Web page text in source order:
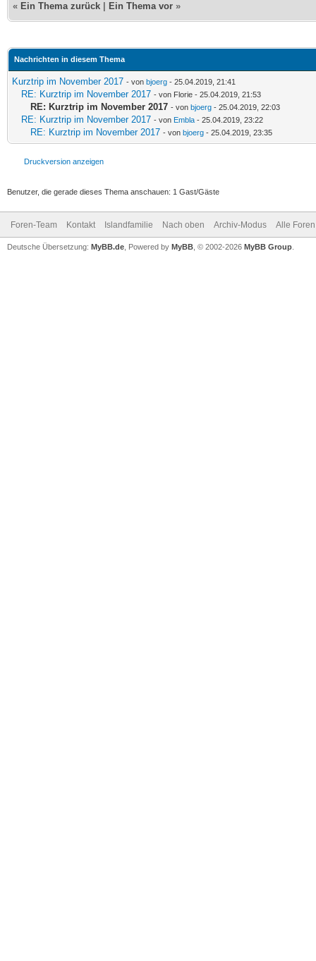
« Ein Thema zurück Ein Thema vor »
Nachrichten in diesem Thema
Kurztrip im November 2017 - von bjoerg - 25.04.2019, 21:41
RE: Kurztrip im November 2017 - von Florie - 25.04.2019, 21:53
RE: Kurztrip im November 2017 - von bjoerg - 25.04.2019, 22:03
RE: Kurztrip im November 2017 - von Embla - 25.04.2019, 23:22
RE: Kurztrip im November 2017 - von bjoerg - 25.04.2019, 23:35
Druckversion anzeigen
Benutzer, die gerade dieses Thema anschauen: 1 Gast/Gäste
Foren-Team Kontakt Islandfamilie Nach oben Archiv-Modus Alle
Deutsche Übersetzung: MyBB.de , Powered by MyBB , © 2002-2026 MyBB Group